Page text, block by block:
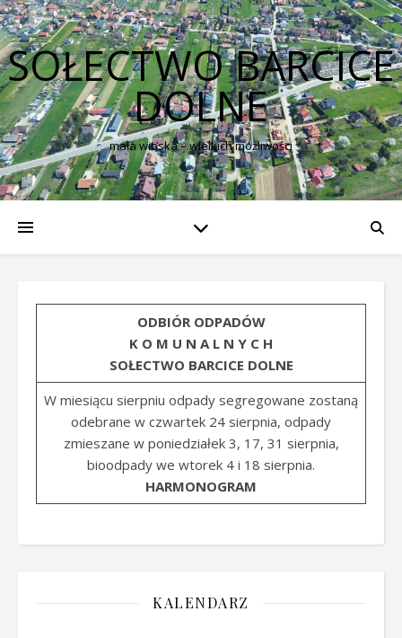
SOŁECTWO BARCICE
DOLNE
mała wioska – wielkich możliwości
ODBIÓR ODPADÓW
K O M U N A L N Y C H
SOŁECTWO BARCICE DOLNE
W miesiącu sierpniu odpady segregowane zostaną
odebrane w czwartek 24 sierpnia, odpady
zmieszane w poniedziałek 3, 17, 31 sierpnia,
bioodpady we wtorek 4 i 18 sierpnia.
HARMONOGRAM
KALENDARZ